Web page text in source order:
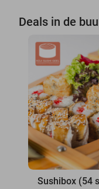
Deals in de
Sushibox (54